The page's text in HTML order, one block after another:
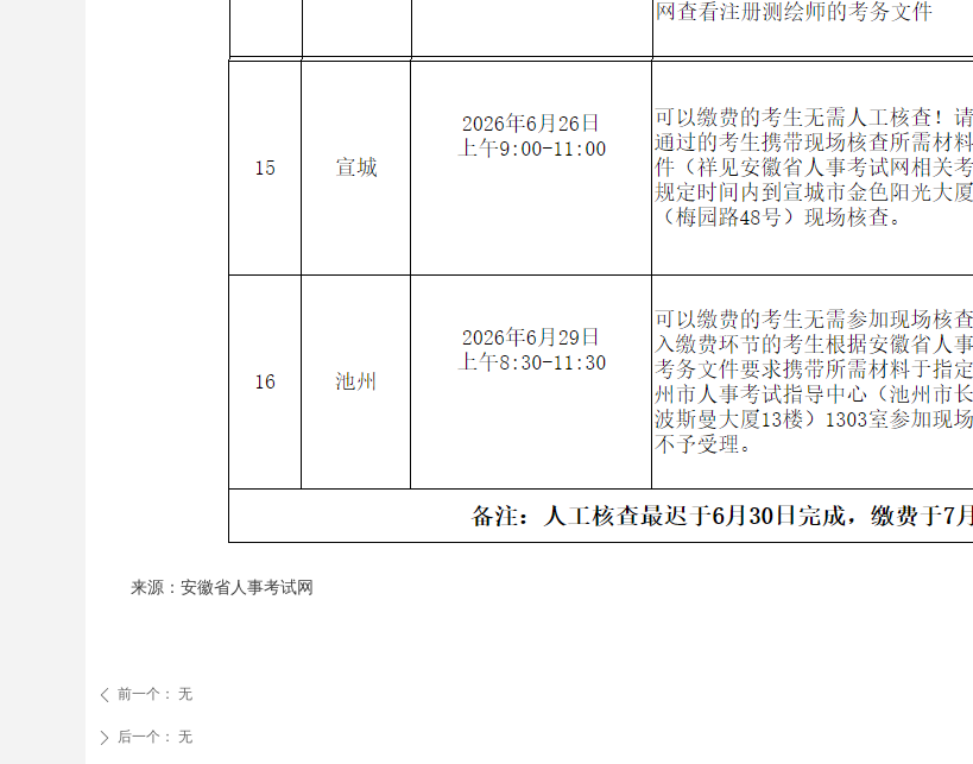
来源：安徽省人事考试网
ꄴ 前一个： 无
ꄲ 后一个： 无